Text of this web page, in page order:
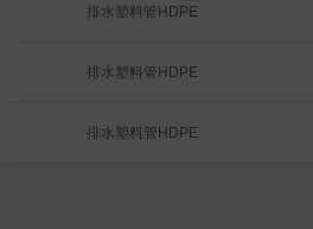
排水塑料管HDPE
排水塑料管HDPE
排水塑料管HDPE